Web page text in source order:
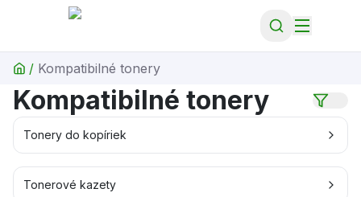
/ Kompatibilné tonery
Kompatibilné tonery
Tonery do kopíriek
Tonerové kazety